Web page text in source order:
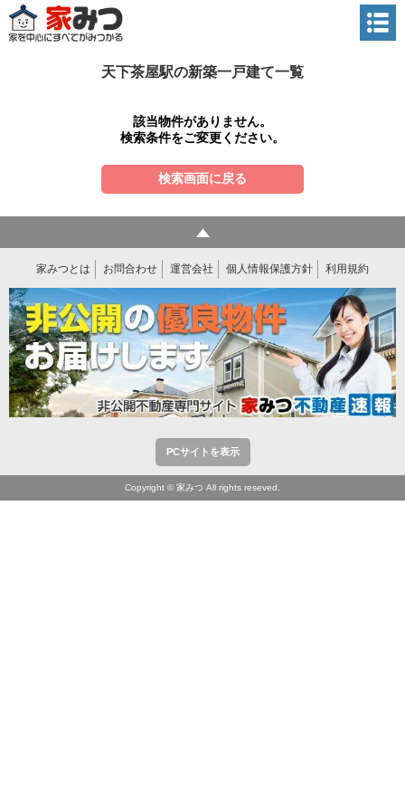
天下茶屋駅の新築一戸建て一覧
該当物件がありません。
検索条件をご変更ください。
検索画面に戻る
家みつとは お問合わせ 運営会社 個人情報保護方針 利用規約
PCサイトを表示
Copyright © 家みつ All rights reseved.